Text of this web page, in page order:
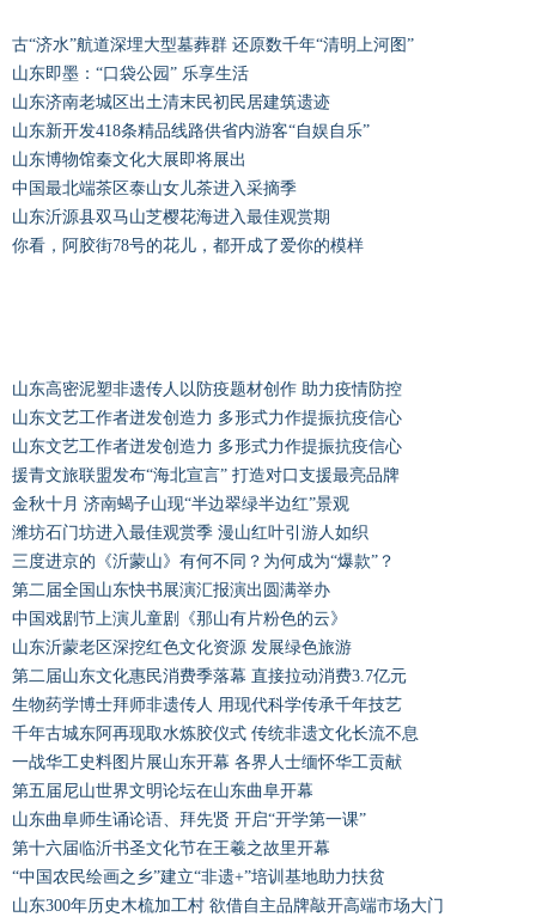
古“济水”航道深埋大型墓葬群 还原数千年“清明上河图”
山东即墨：“口袋公园” 乐享生活
山东济南老城区出土清末民初民居建筑遗迹
山东新开发418条精品线路供省内游客“自娱自乐”
山东博物馆秦文化大展即将展出
中国最北端茶区泰山女儿茶进入采摘季
山东沂源县双马山芝樱花海进入最佳观赏期
你看，阿胶街78号的花儿，都开成了爱你的模样
山东高密泥塑非遗传人以防疫题材创作 助力疫情防控
山东文艺工作者迸发创造力 多形式力作提振抗疫信心
山东文艺工作者迸发创造力 多形式力作提振抗疫信心
援青文旅联盟发布“海北宣言” 打造对口支援最亮品牌
金秋十月 济南蝎子山现“半边翠绿半边红”景观
潍坊石门坊进入最佳观赏季 漫山红叶引游人如织
三度进京的《沂蒙山》有何不同？为何成为“爆款”？
第二届全国山东快书展演汇报演出圆满举办
中国戏剧节上演儿童剧《那山有片粉色的云》
山东沂蒙老区深挖红色文化资源 发展绿色旅游
第二届山东文化惠民消费季落幕 直接拉动消费3.7亿元
生物药学博士拜师非遗传人 用现代科学传承千年技艺
千年古城东阿再现取水炼胶仪式 传统非遗文化长流不息
一战华工史料图片展山东开幕 各界人士缅怀华工贡献
第五届尼山世界文明论坛在山东曲阜开幕
山东曲阜师生诵论语、拜先贤 开启“开学第一课”
第十六届临沂书圣文化节在王羲之故里开幕
“中国农民绘画之乡”建立“非遗+”培训基地助力扶贫
山东300年历史木梳加工村 欲借自主品牌敲开高端市场大门